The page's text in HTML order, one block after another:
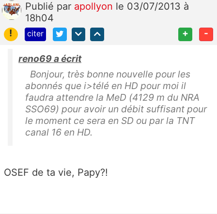
Publié par apollyon le 03/07/2013 à
18h04
!
citer + -
reno69 a écrit
Bonjour, très bonne nouvelle pour les
abonnés que i>télé en HD pour moi il
faudra attendre la MeD (4129 m du NRA
SSO69) pour avoir un débit suffisant pour
le moment ce sera en SD ou par la TNT
canal 16 en HD.
OSEF de ta vie, Papy?!